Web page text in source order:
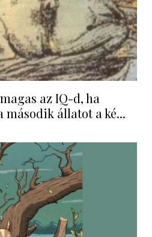
az IQ-d, ha
második állatot a ké...